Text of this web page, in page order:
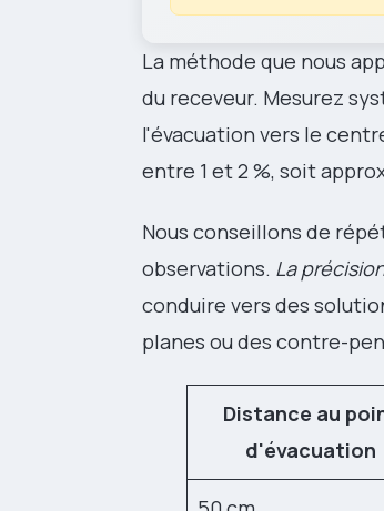
La méthode que nous
du receveur. Mesurez
l'évacuation vers le
entre 1 et 2 %, soit
Nous conseillons de
observations. La
conduire vers des
planes ou des contre-
Distance au
d'évacuation